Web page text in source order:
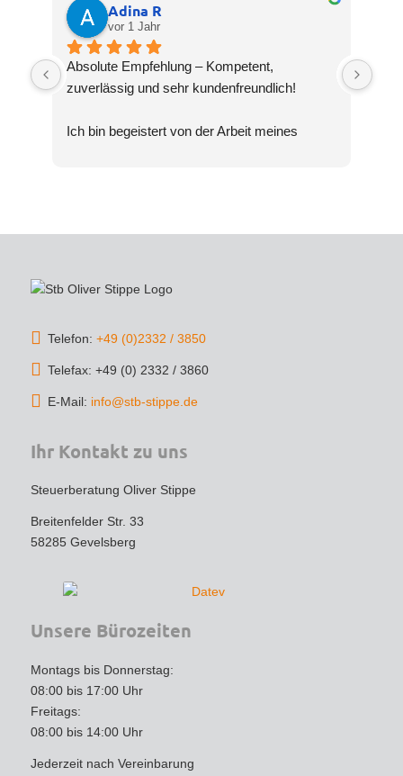
Adina R
vor 1 Jahr
Absolute Empfehlung – Kompetent,
zuverlässig und sehr kundenfreundlich!
Ich bin begeistert von der Arbeit meines
erklärt, und ich hatte stets das Gefühl,
äußerst gründlich und termingerecht erledigt.
Dank der strategischen Tipps konnte ich
Expertenwissen!
Wer einen engagierten, loyalen und
goldrichtig. Vielen Dank für die tolle
Unterstützung – ich werde auf jeden Fall
weiterhin gerne kommen und empfehle die
Telefon: +49 (0)2332 / 3850
Telefax: +49 (0) 2332 / 3860
E-Mail: info@stb-stippe.de
Ihr Kontakt zu uns
Steuerberatung Oliver Stippe
Breitenfelder Str. 33
58285 Gevelsberg
Unsere Bürozeiten
Montags bis Donnerstag:
08:00 bis 17:00 Uhr
Freitags:
08:00 bis 14:00 Uhr
Jederzeit nach Vereinbarung